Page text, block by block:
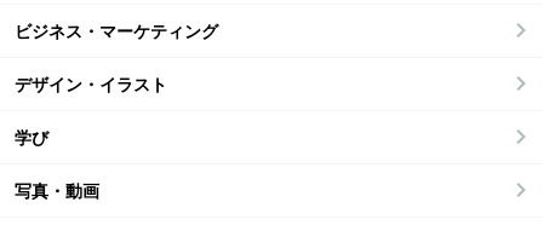
ビジネス・マーケティング
デザイン・イラスト
学び
写真・動画